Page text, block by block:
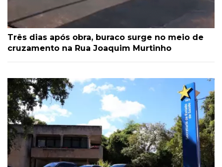
Três dias após obra, buraco surge no meio de
cruzamento na Rua Joaquim Murtinho